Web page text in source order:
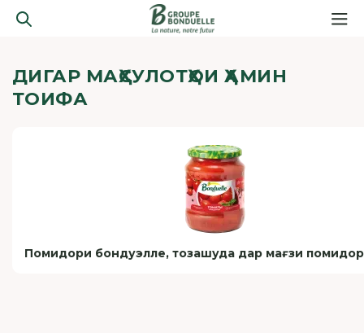
ДИГАР МАҲСУЛОТҲОИ ҲАМИН
ТОИФА
Помидори бондуэлле, тозашуда дар мағзи